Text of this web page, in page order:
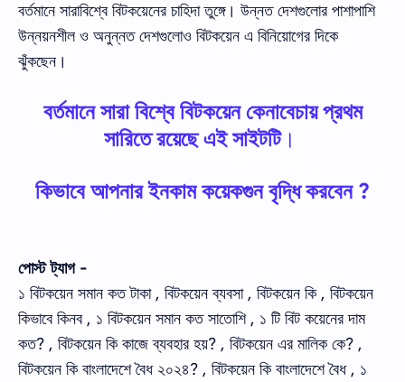
বর্তমানে সারাবিশ্বে বিটকয়েনের চাহিদা তুঙ্গে। উন্নত দেশগুলোর পাশাপাশি
উন্নয়নশীল ও অনুন্নত দেশগুলোও বিটকয়েন এ বিনিয়োগের দিকে
ঝুঁকছেন।
বর্তমানে সারা বিশ্বে বিটকয়েন কেনাবেচায় প্রথম
সারিতে রয়েছেএই সাইটটি।
কিভাবে আপনার ইনকাম কয়েকগুন বৃদ্ধি করবেন ?
পোস্ট ট্যাগ -
১ বিটকয়েন সমান কত টাকা , বিটকয়েন ব্যবসা , বিটকয়েন কি , বিটকয়েন
কিভাবে কিনব , ১ বিটকয়েন সমান কত সাতোশি , ১ টি বিট কয়েনের দাম
কত? , বিটকয়েন কি কাজে ব্যবহার হয়? , বিটকয়েন এর মালিক কে? ,
বিটকয়েন কি বাংলাদেশে বৈধ ২০২৪? , বিটকয়েন কি বাংলাদেশে বৈধ , ১